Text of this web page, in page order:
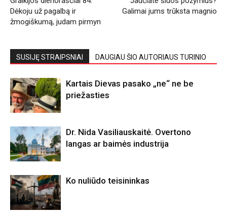
Dėkoju už pagalbą ir
žmogiškumą, judam pirmyn
Galimai jums trūksta magnio
SUSIJĘ STRAIPSNIAI DAUGIAU ŠIO AUTORIAUS TURINIO
Kartais Dievas pasako „ne“ ne be
priežasties
Dr. Nida Vasiliauskaitė. Overtono
langas ar baimės industrija
Ko nuliūdo teisininkas